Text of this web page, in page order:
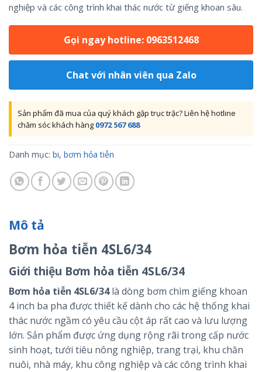
nghiệp và các công trình khai thác nước từ giếng khoan sâu.
Gọi ngay hotline: 0963512468
Chat với nhân viên qua Zalo
Sản phẩm đã mua của quý khách gặp trục trặc? Liên hệ hotline
chăm sóc khách hàng 0972 567 688
Danh mục: bi, bơm hỏa tiễn
Mô tả
Bơm hỏa tiễn 4SL6/34
Giới thiệu Bơm hỏa tiễn 4SL6/34
Bơm hỏa tiễn 4SL6/34là dòng bơm chìm giếng khoan
4 inch ba pha được thiết kế dành cho các hệ thống khai
thác nước ngầm có yêu cầu cột áp rất cao và lưu lượng
lớn. Sản phẩm được ứng dụng rộng rãi trong cấp nước
sinh hoạt, tưới tiêu nông nghiệp, trang trại, khu chăn
nuôi, nhà máy, khu công nghiệp và các công trình khai